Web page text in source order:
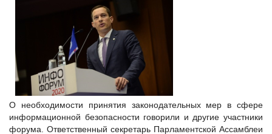
О необходимости принятия законодательных мер в сфере
информационной безопасности говорили и другие участники
форума. Ответственный секретарь Парламентской Ассамблеи